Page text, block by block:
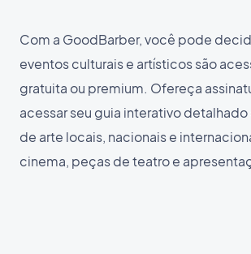
Com a GoodBarber, você pode
eventos culturais e artísticos são
gratuita ou premium. Ofereça
acessar seu guia interativo
de arte locais, nacionais e
cinema, peças de teatro e